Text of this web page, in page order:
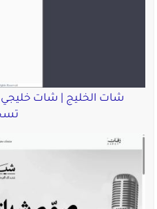
شات الخليج | شات خليجي